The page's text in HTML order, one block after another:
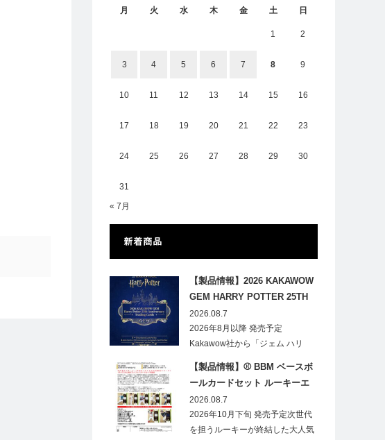
月
火 水 木 金 土 日
1 2
3 4 5 6 7 8 9
10 11 12 13 14 15 16
17 18 19 20 21 22 23
24 25 26 27 28 29 30
31
« 7月
新着商品
【製品情報】2026 KAKAWOW
GEM HARRY POTTER 25TH
ANNIVERSARY TRADING
CARDS HOBBY
2026.08.7
2026年8月以降 発売予定
Kakawow社から「ジェム ハリ
【製品情報】⚾ BBM ベースボ
ールカードセット ルーキーエ
ディションプレミアム 2026
2026.08.7
2026年10月下旬 発売予定次世代
を担うルーキーが終結した大人気